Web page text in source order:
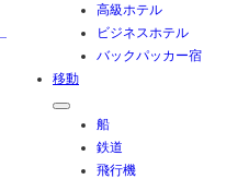
高級ホテル
ビジネスホテル
バックパッカー宿
移動
船
鉄道
飛行機